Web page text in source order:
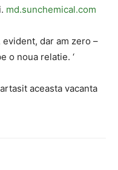
md.sunchemical.com
dar am zero –
o noua relatie. ‘
aceasta vacanta